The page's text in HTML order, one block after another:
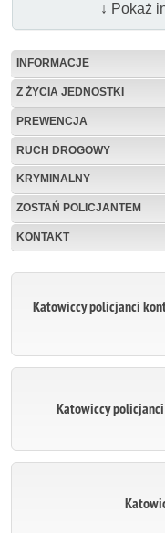
↓ Pokaż
INFORMACJE
Z ŻYCIA JEDNOSTKI
PREWENCJA
RUCH DROGOWY
KRYMINALNY
ZOSTAŃ POLICJANTEM
KONTAKT
Katowiccy policjanci
Katowiccy